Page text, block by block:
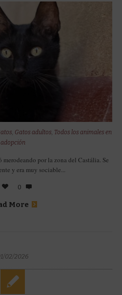
Gatos adultos Todos los animales en
adopción
por la zona del Castália. Se
y era muy sociable...
0
More
02/2026